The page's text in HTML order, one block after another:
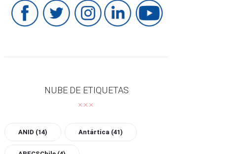
NUBE DE ETIQUETAS
ANID (14) Antártica (41)